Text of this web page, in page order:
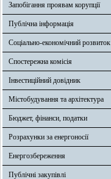
Запобігання проявам корупції
Публічна інформація
Соціально-економічний розвиток
Спостережна комісія
Інвестиційний довідник
Містобудування та архітектура
Бюджет, фінанси, податки
Розрахунки за енергоносії
Енергозбереження
Публічні закупівлі